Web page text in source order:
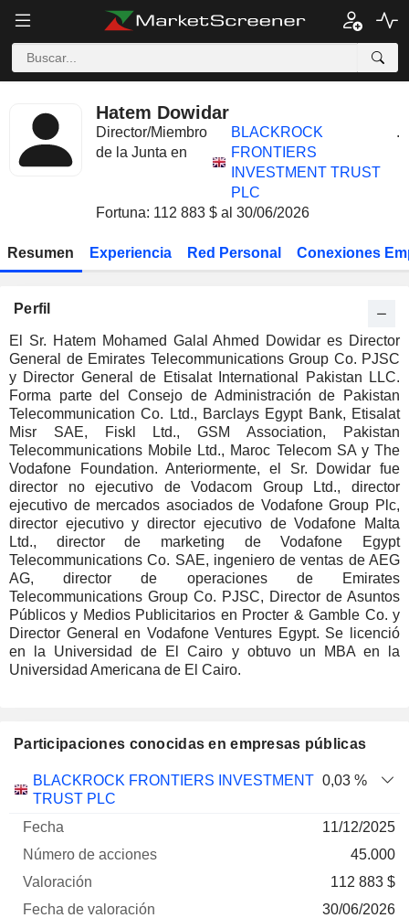
Hatem Dowidar
Director/Miembro
de la Junta en
BLACKROCK
FRONTIERS
INVESTMENT TRUST
PLC
.
Fortuna: 112 883 $ al 30/06/2026
Resumen Experiencia Red Personal Conexiones
Perfil
El Sr. Hatem Mohamed Galal Ahmed Dowidar es Director
General de Emirates Telecommunications Group Co. PJSC
y Director General de Etisalat International Pakistan LLC.
Forma parte del Consejo de Administración de Pakistan
Telecommunication Co. Ltd., Barclays Egypt Bank, Etisalat
Misr SAE, Fiskl Ltd., GSM Association, Pakistan
Telecommunications Mobile Ltd., Maroc Telecom SA y The
Vodafone Foundation. Anteriormente, el Sr. Dowidar fue
director no ejecutivo de Vodacom Group Ltd., director
ejecutivo de mercados asociados de Vodafone Group Plc,
director ejecutivo y director ejecutivo de Vodafone Malta
Ltd., director de marketing de Vodafone Egypt
Telecommunications Co. SAE, ingeniero de ventas de AEG
AG, director de operaciones de Emirates
Telecommunications Group Co. PJSC, Director de Asuntos
Públicos y Medios Publicitarios en Procter & Gamble Co. y
Director General en Vodafone Ventures Egypt. Se licenció
en la Universidad de El Cairo y obtuvo un MBA en la
Universidad Americana de El Cairo.
Participaciones conocidas en empresas públicas
Número
BLACKROCK FRONTIERS INVESTMENT
TRUST PLC
0,03 %
11/12/2025
45.000
112 883 $
30/06/2026